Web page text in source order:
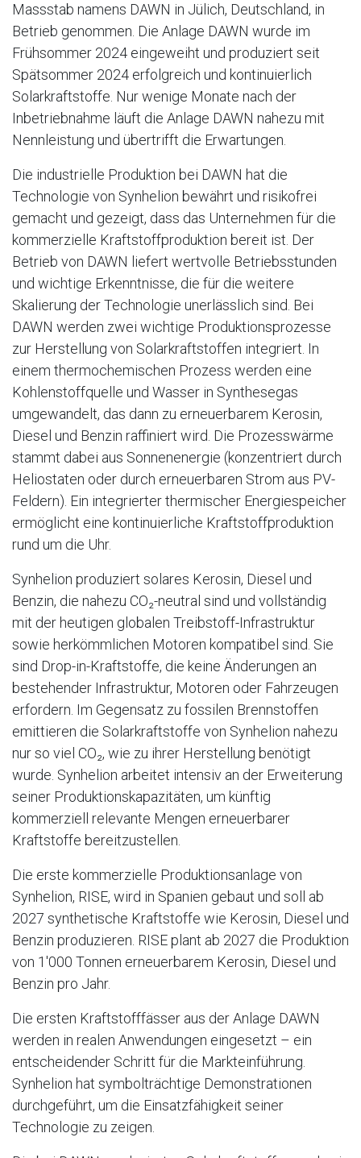
Massstab namens DAWN in Jülich, Deutschland, in
Betrieb genommen. Die Anlage DAWN wurde im
Frühsommer 2024 eingeweiht und produziert seit
Spätsommer 2024 erfolgreich und kontinuierlich
Solarkraftstoffe. Nur wenige Monate nach der
Inbetriebnahme läuft die Anlage DAWN nahezu mit
Nennleistung und übertrifft die Erwartungen.
Die industrielle Produktion bei DAWN hat die
Technologie von Synhelion bewährt und risikofrei
gemacht und gezeigt, dass das Unternehmen für die
kommerzielle Kraftstoffproduktion bereit ist. Der
Betrieb von DAWN liefert wertvolle Betriebsstunden
und wichtige Erkenntnisse, die für die weitere
Skalierung der Technologie unerlässlich sind. Bei
DAWN werden zwei wichtige Produktionsprozesse
zur Herstellung von Solarkraftstoffen integriert. In
einem thermochemischen Prozess werden eine
Kohlenstoffquelle und Wasser in Synthesegas
umgewandelt, das dann zu erneuerbarem Kerosin,
Diesel und Benzin raffiniert wird. Die Prozesswärme
stammt dabei aus Sonnenenergie (konzentriert durch
Heliostaten oder durch erneuerbaren Strom aus PV-
Feldern). Ein integrierter thermischer Energiespeicher
ermöglicht eine kontinuierliche Kraftstoffproduktion
rund um die Uhr.
Synhelion produziert solares Kerosin, Diesel und
Benzin, die nahezu CO₂-neutral sind und vollständig
mit der heutigen globalen Treibstoff-Infrastruktur
sowie herkömmlichen Motoren kompatibel sind. Sie
sind Drop-in-Kraftstoffe, die keine Änderungen an
bestehender Infrastruktur, Motoren oder Fahrzeugen
erfordern. Im Gegensatz zu fossilen Brennstoffen
emittieren die Solarkraftstoffe von Synhelion nahezu
nur so viel CO₂, wie zu ihrer Herstellung benötigt
wurde. Synhelion arbeitet intensiv an der Erweiterung
seiner Produktionskapazitäten, um künftig
kommerziell relevante Mengen erneuerbarer
Kraftstoffe bereitzustellen.
Die erste kommerzielle Produktionsanlage von
Synhelion, RISE, wird in Spanien gebaut und soll ab
2027 synthetische Kraftstoffe wie Kerosin, Diesel und
Benzin produzieren. RISE plant ab 2027 die Produktion
von 1'000 Tonnen erneuerbarem Kerosin, Diesel und
Benzin pro Jahr.
Die ersten Kraftstofffässer aus der Anlage DAWN
werden in realen Anwendungen eingesetzt – ein
entscheidender Schritt für die Markteinführung.
Synhelion hat symbolträchtige Demonstrationen
durchgeführt, um die Einsatzfähigkeit seiner
Technologie zu zeigen.